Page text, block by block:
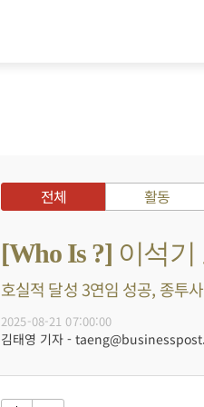
전체 활동
[Who Is ?] 이석
호실적 달성 3연임 성공, 종투
2025-08-21 07:00:00
김태영 기자 -